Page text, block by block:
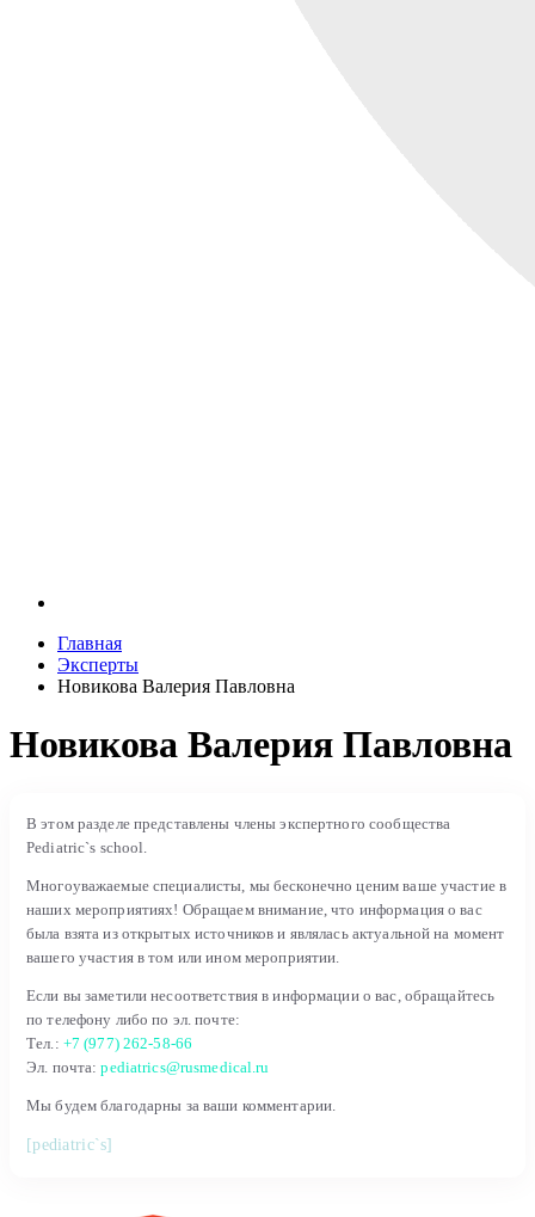
Главная
Эксперты
Новикова Валерия Павловна
Новикова Валерия Павловна
В этом разделе представлены члены экспертного сообщества
Pediatric`s school.
Многоуважаемые специалисты, мы бесконечно ценим ваше участие в
наших мероприятиях! Обращаем внимание, что информация о вас
была взята из открытых источников и являлась актуальной на момент
вашего участия в том или ином мероприятии.
Если вы заметили несоответствия в информации о вас, обращайтесь
по телефону либо по эл. почте:
Тел.: +7 (977) 262-58-66
Эл. почта:pediatrics@rusmedical.ru
Мы будем благодарны за ваши комментарии.
[pediatric`s]